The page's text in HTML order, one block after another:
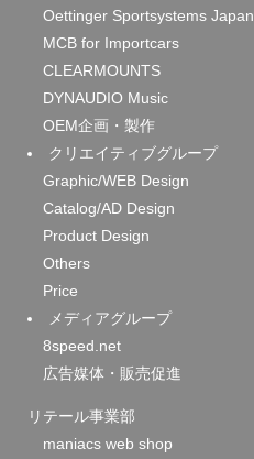
Oettinger Sportsystems Japan
MCB for Importcars
CLEARMOUNTS
DYNAUDIO Music
OEM企画・製作
クリエイティブグループ
Graphic/WEB Design
Catalog/AD Design
Product Design
Others
Price
メディアグループ
8speed.net
広告媒体・販売促進
リテール事業部
maniacs web shop